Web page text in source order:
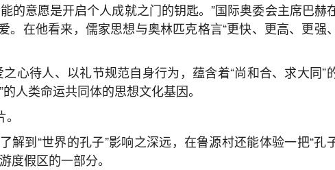
的意愿是开启个人成就之门的钥匙。”国际奥委会主席巴赫
在他看来，儒家思想与奥林匹克格言“更快、更高、更强
心待人、以礼节规范自身行为，蕴含着“尚和合、求大同”
人类命运共同体的思想文化基因。
到“世界的孔子”影响之深远，在鲁源村还能体验一把“孔
度假区的一部分。